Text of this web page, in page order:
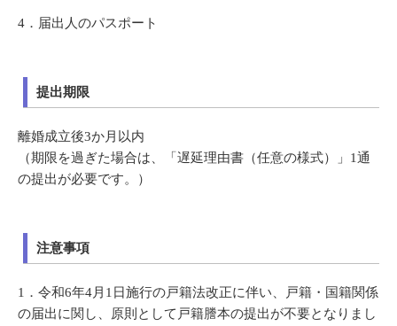
4 ． 届出人のパスポート
提出期限
離婚成立後3か月以内
（期限を過ぎた場合は、「遅延理由書（任意の様式）」1通
の提出が必要です。）
注意事項
1． 令和6年4月1日施行の戸籍法改正に伴い、戸籍・国籍関係
の届出に関し、原則として戸籍謄本の提出が不要となりまし